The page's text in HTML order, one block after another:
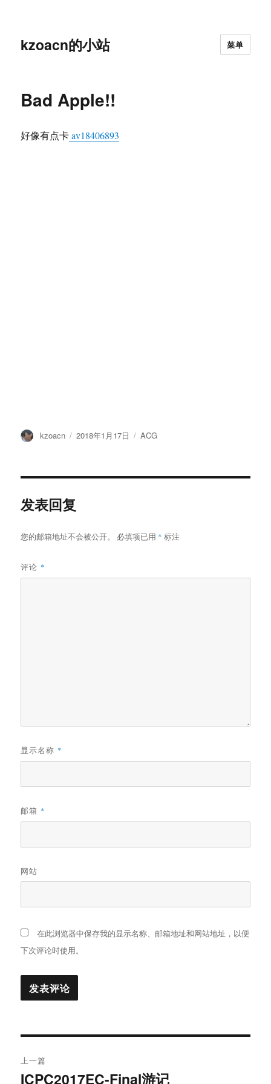
kzoacn的小站 菜单
Bad Apple!!
好像有点卡av18406893
作
kzoacn
发
2018年1月17日
分
ACG
发表回复
您的邮箱地址不会被公开。 必填项已用 * 标注
评论 *
显示名称 *
邮箱 *
网站
在此浏览器中保存我的显示名称、邮箱地址和网站地址，以便
下次评论时使用。
章
上一篇
上
ICPC2017EC-Final游记